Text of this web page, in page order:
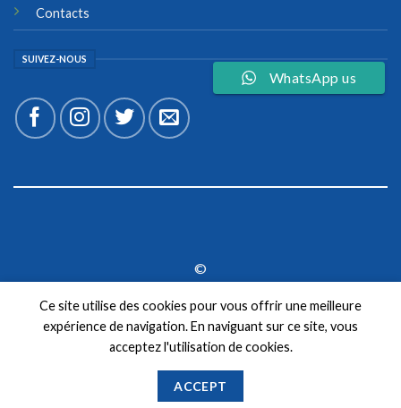
Contacts
SUIVEZ-NOUS
©
TERMS PRIVACY COOKIES
Ce site utilise des cookies pour vous offrir une meilleure
expérience de navigation. En naviguant sur ce site, vous
acceptez l'utilisation de cookies.
ACCEPT
WhatsApp us